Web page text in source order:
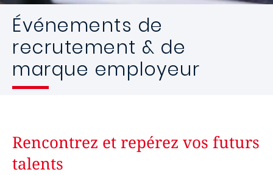
Événements de
recrutement & de
marque employeur
Rencontrez et repérez vos futurs
talents